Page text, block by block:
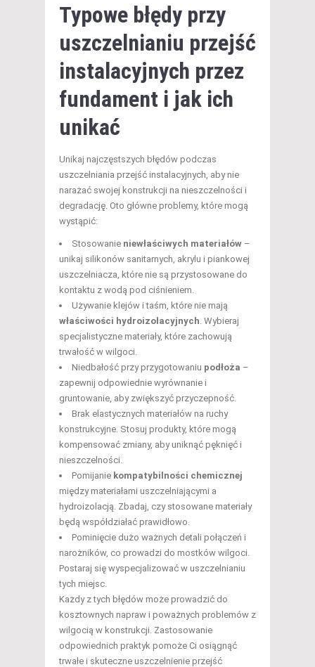
Typowe błędy przy
uszczelnianiu przejść
instalacyjnych przez
fundament i jak ich
unikać
Unikaj najczęstszych błędów podczas
uszczelniania przejść instalacyjnych, aby nie
narażać swojej konstrukcji na nieszczelności i
degradację. Oto główne problemy, które mogą
wystąpić:
Stosowanie niewłaściwych materiałów –
unikaj silikonów sanitarnych, akrylu i piankowej
uszczelniacza, które nie są przystosowane do
kontaktu z wodą pod ciśnieniem.
Używanie klejów i taśm, które nie mają
właściwości hydroizolacyjnych . Wybieraj
specjalistyczne materiały, które zachowują
trwałość w wilgoci.
Niedbałość przy przygotowaniu podłoża –
zapewnij odpowiednie wyrównanie i
gruntowanie, aby zwiększyć przyczepność.
Brak elastycznych materiałów na ruchy
konstrukcyjne. Stosuj produkty, które mogą
kompensować zmiany, aby uniknąć pęknięć i
nieszczelności.
Pomijanie kompatybilności chemicznej
między materiałami uszczelniającymi a
hydroizolacją. Zbadaj, czy stosowane materiały
będą współdziałać prawidłowo.
Pominięcie dużo ważnych detali połączeń i
narożników, co prowadzi do mostków wilgoci.
Postaraj się wyspecjalizować w uszczelnianiu
tych miejsc.
Każdy z tych błędów może prowadzić do
kosztownych napraw i poważnych problemów z
wilgocią w konstrukcji. Zastosowanie
odpowiednich praktyk pomoże Ci osiągnąć
trwałe i skuteczne uszczelnienie przejść